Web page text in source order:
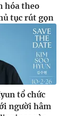
hóa theo
tục rút gọn
tổ chức
người hâm